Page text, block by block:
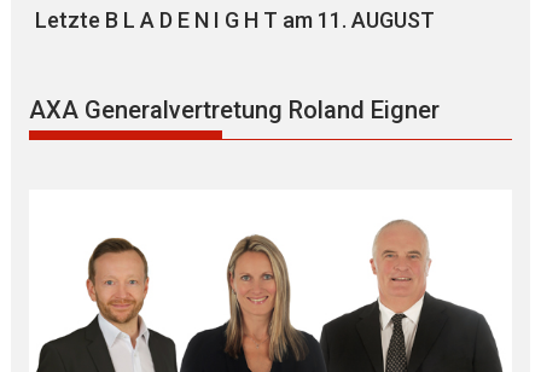
Letzte B L A D E N I G H T am 11. AUGUST
AXA Generalvertretung Roland Eigner